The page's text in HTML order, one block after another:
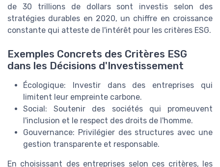
de 30 trillions de dollars sont investis selon des
stratégies durables en 2020, un chiffre en croissance
constante qui atteste de l'intérêt pour les critères ESG.
Exemples Concrets des Critères ESG
dans les Décisions d'Investissement
Écologique: Investir dans des entreprises qui
limitent leur empreinte carbone.
Social: Soutenir des sociétés qui promeuvent
l'inclusion et le respect des droits de l'homme.
Gouvernance: Privilégier des structures avec une
gestion transparente et responsable.
En choisissant des entreprises selon ces critères, les